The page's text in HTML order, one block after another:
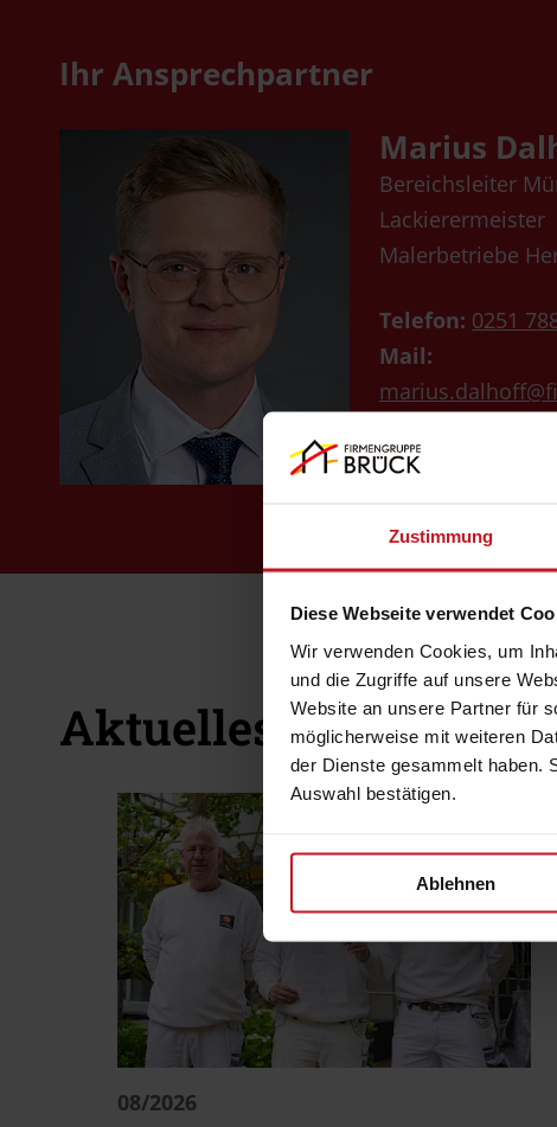
Zustimmung
Diese Webseite verwendet
Wir verwenden Cookies, um
und die Zugriffe auf unsere
Website an unsere Partner für
möglicherweise mit weiteren
der Dienste gesammelt haben.
Auswahl bestätigen.
Ablehnen
Ihr Ansprechpartner
Marius
Bereichsleiter
Lackierermeister
Malerbetriebe
Telefon: 0251
Mail:
Aktuelles von den
08/2026